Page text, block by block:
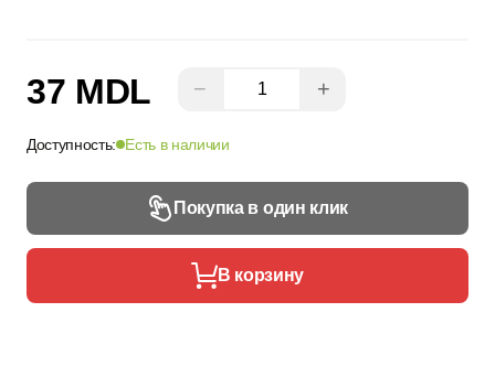
37 MDL − +
Доступность: Есть в наличии
Покупка в один клик
В корзину